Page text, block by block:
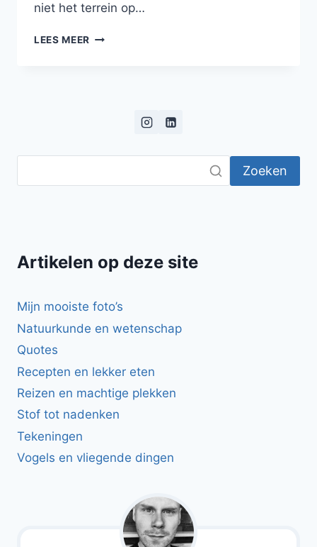
niet het terrein op…
LEES MEER SINT
GENOEMD
Zoeken
Artikelen op deze site
Mijn mooiste foto’s
Natuurkunde en wetenschap
Quotes
Recepten en lekker eten
Reizen en machtige plekken
Stof tot nadenken
Tekeningen
Vogels en vliegende dingen